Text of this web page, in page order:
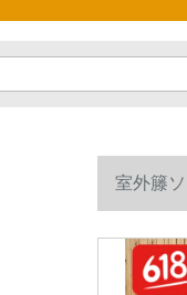
室外籐
ト